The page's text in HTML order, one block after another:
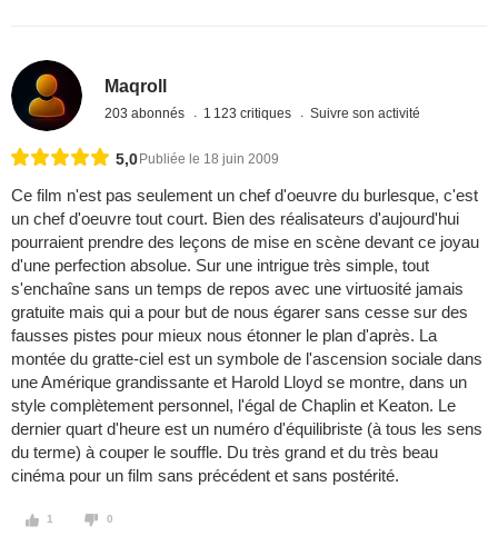
Maqroll
203 abonnés 1 123 critiques Suivre son activité
5,0 Publiée le 18 juin 2009
Ce film n'est pas seulement un chef d'oeuvre du burlesque, c'est
un chef d'oeuvre tout court. Bien des réalisateurs d'aujourd'hui
pourraient prendre des leçons de mise en scène devant ce joyau
d'une perfection absolue. Sur une intrigue très simple, tout
s'enchaîne sans un temps de repos avec une virtuosité jamais
gratuite mais qui a pour but de nous égarer sans cesse sur des
fausses pistes pour mieux nous étonner le plan d'après. La
montée du gratte-ciel est un symbole de l'ascension sociale dans
une Amérique grandissante et Harold Lloyd se montre, dans un
style complètement personnel, l'égal de Chaplin et Keaton. Le
dernier quart d'heure est un numéro d'équilibriste (à tous les sens
du terme) à couper le souffle. Du très grand et du très beau
cinéma pour un film sans précédent et sans postérité.
1 0